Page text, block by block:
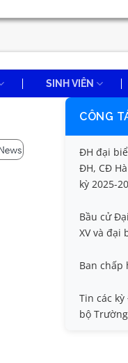
SINH VIÊN
CÔNG
ĐH đại
ĐH, CĐ
kỳ 2025-
Bầu cử
XV và đại
Ban chấp
Tin các
bộ